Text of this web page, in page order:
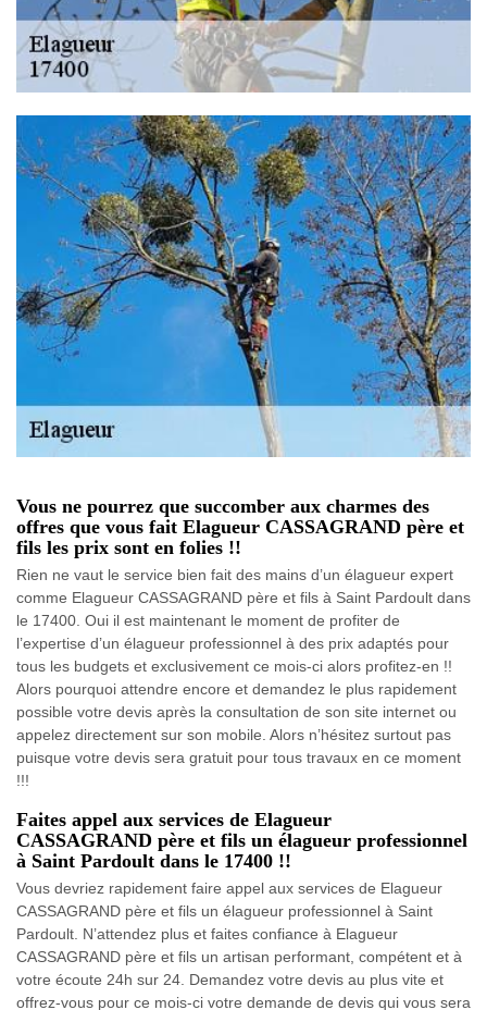
Vous ne pourrez que succomber aux charmes des
offres que vous fait Elagueur CASSAGRAND père et
fils les prix sont en folies !!
Rien ne vaut le service bien fait des mains d’un élagueur expert
comme Elagueur CASSAGRAND père et fils à Saint Pardoult dans
le 17400. Oui il est maintenant le moment de profiter de
l’expertise d’un élagueur professionnel à des prix adaptés pour
tous les budgets et exclusivement ce mois-ci alors profitez-en !!
Alors pourquoi attendre encore et demandez le plus rapidement
possible votre devis après la consultation de son site internet ou
appelez directement sur son mobile. Alors n’hésitez surtout pas
puisque votre devis sera gratuit pour tous travaux en ce moment
!!!
Faites appel aux services de Elagueur
CASSAGRAND père et fils un élagueur professionnel
à Saint Pardoult dans le 17400 !!
Vous devriez rapidement faire appel aux services de Elagueur
CASSAGRAND père et fils un élagueur professionnel à Saint
Pardoult. N’attendez plus et faites confiance à Elagueur
CASSAGRAND père et fils un artisan performant, compétent et à
votre écoute 24h sur 24. Demandez votre devis au plus vite et
offrez-vous pour ce mois-ci votre demande de devis qui vous sera